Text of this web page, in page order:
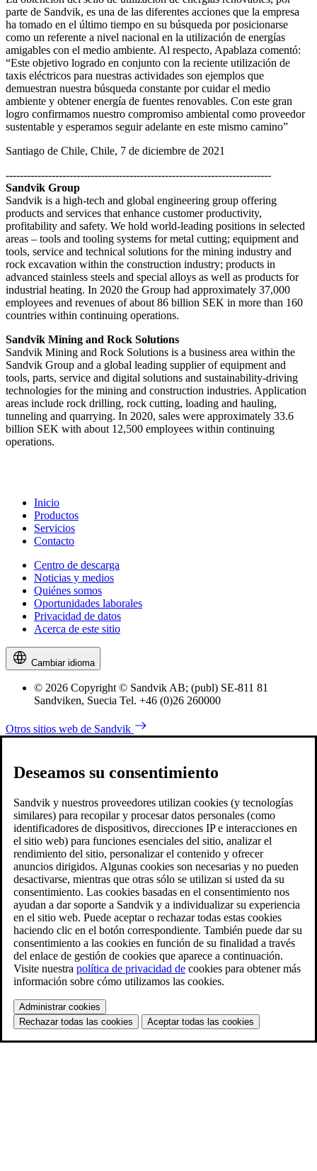
parte de Sandvik, es una de las diferentes acciones que la empresa
ha tomado en el último tiempo en su búsqueda por posicionarse
como un referente a nivel nacional en la utilización de energías
amigables con el medio ambiente. Al respecto, Apablaza comentó:
“Este objetivo logrado en conjunto con la reciente utilización de
taxis eléctricos para nuestras actividades son ejemplos que
demuestran nuestra búsqueda constante por cuidar el medio
ambiente y obtener energía de fuentes renovables. Con este gran
logro confirmamos nuestro compromiso ambiental como proveedor
sustentable y esperamos seguir adelante en este mismo camino”
Santiago de Chile, Chile, 7 de diciembre de 2021
---------------------------------------------------------------------------
Sandvik Group
Sandvik is a high-tech and global engineering group offering
products and services that enhance customer productivity,
profitability and safety. We hold world-leading positions in selected
areas – tools and tooling systems for metal cutting; equipment and
tools, service and technical solutions for the mining industry and
rock excavation within the construction industry; products in
advanced stainless steels and special alloys as well as products for
industrial heating. In 2020 the Group had approximately 37,000
employees and revenues of about 86 billion SEK in more than 160
countries within continuing operations.
Sandvik Mining and Rock Solutions
Sandvik Mining and Rock Solutions is a business area within the
Sandvik Group and a global leading supplier of equipment and
tools, parts, service and digital solutions and sustainability-driving
technologies for the mining and construction industries. Application
areas include rock drilling, rock cutting, loading and hauling,
tunneling and quarrying. In 2020, sales were approximately 33.6
billion SEK with about 12,500 employees within continuing
operations.
Inicio
Productos
Servicios
Contacto
Centro de descarga
Noticias y medios
Quiénes somos
Oportunidades laborales
Privacidad de datos
Acerca de este sitio
Cambiar idioma
© 2026 Copyright © Sandvik AB; (publ) SE-811 81
Sandviken, Suecia Tel. +46 (0)26 260000
Otros sitios web de Sandvik
Deseamos su consentimiento
Sandvik y nuestros proveedores utilizan cookies (y tecnologías
similares) para recopilar y procesar datos personales (como
identificadores de dispositivos, direcciones IP e interacciones en
el sitio web) para funciones esenciales del sitio, analizar el
rendimiento del sitio, personalizar el contenido y ofrecer
anuncios dirigidos. Algunas cookies son necesarias y no pueden
desactivarse, mientras que otras sólo se utilizan si usted da su
consentimiento. Las cookies basadas en el consentimiento nos
ayudan a dar soporte a Sandvik y a individualizar su experiencia
en el sitio web. Puede aceptar o rechazar todas estas cookies
haciendo clic en el botón correspondiente. También puede dar su
consentimiento a las cookies en función de su finalidad a través
del enlace de gestión de cookies que aparece a continuación.
Visite nuestra política de privacidad de cookies para obtener más
información sobre cómo utilizamos las cookies.
Administrar cookies
Rechazar todas las cookies
Aceptar todas las cookies